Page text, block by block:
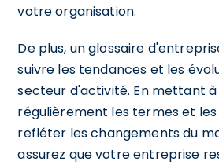
votre organisation.
De plus, un glossaire
suivre les tendances et les
secteur d'activité. En mettant à
régulièrement les termes et
refléter les changements du
assurez que votre entreprise